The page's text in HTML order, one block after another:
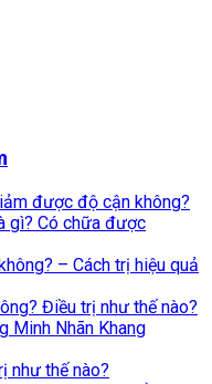
được độ cận không?
gì? Có chữa được
– Cách trị hiệu quả
Điều trị như thế nào?
Minh Nhãn Khang
như thế nào?